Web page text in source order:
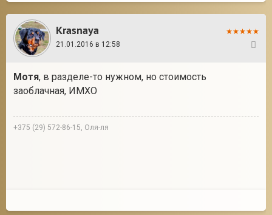
Krasnaya
21.01.2016 в 12:58
Мотя, в разделе-то нужном, но стоимость
заоблачная, ИМХО
+375 (29) 572-86-15, Оля-ля